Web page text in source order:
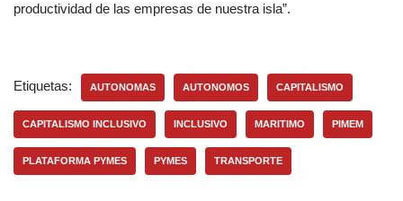
productividad de las empresas de nuestra isla”.
Etiquetas: AUTONOMAS AUTONOMOS CAPITALISMO
CAPITALISMO INCLUSIVO INCLUSIVO MARITIMO PIMEM
PLATAFORMA PYMES PYMES TRANSPORTE